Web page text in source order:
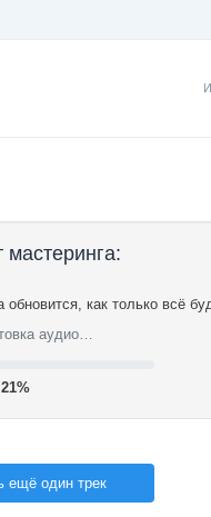
мастеринга:
как только всё
аудио…
22%
ещё один трек